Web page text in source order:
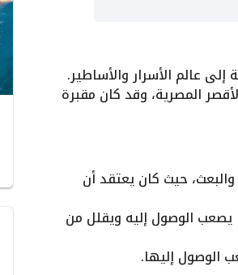
عالم الأسرار والأساطير.
المصرية، وقد كان مقبرة
حيث كان يعتقد أن
يصعب الوصول إليه ويقلل من
الوصول إليها.